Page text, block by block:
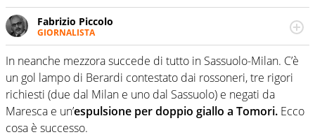
Fabrizio Piccolo
GIORNALISTA
Nella sua carriera ha seguito numerose manifestazioni
sportive e collaborato con agenzie e testate. Esperienza,
competenza, conoscenza e memoria storica. Si occupa
prevalentemente di calcio
In neanche mezzora succede di tutto in Sassuolo-Milan. C’è
un gol lampo di Berardi contestato dai rossoneri, tre rigori
richiesti (due dal Milan e uno dal Sassuolo) e negati da
Maresca e un’espulsione per doppio giallo a Tomori. Ecco
cosa è successo.